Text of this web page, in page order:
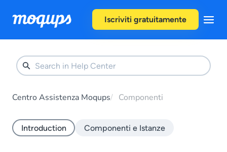
Iscriviti gratuitamente
Centro Assistenza Moqups Componenti
Introduction Componenti e Istanze